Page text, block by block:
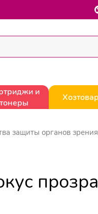
и
тонеры
защиты органов зрения